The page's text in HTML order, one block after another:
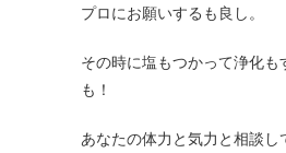
プロにお願いするも良し。
その時に塩もつかって浄化も
も！
あなたの体力と気力と相談し